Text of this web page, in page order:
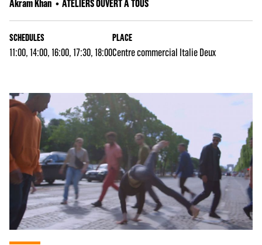
Akram Khan ATELIERS OUVERT A TOUS
SCHEDULES
11:00, 14:00, 16:00, 17:30, 18:00
PLACE
Centre commercial Italie Deux